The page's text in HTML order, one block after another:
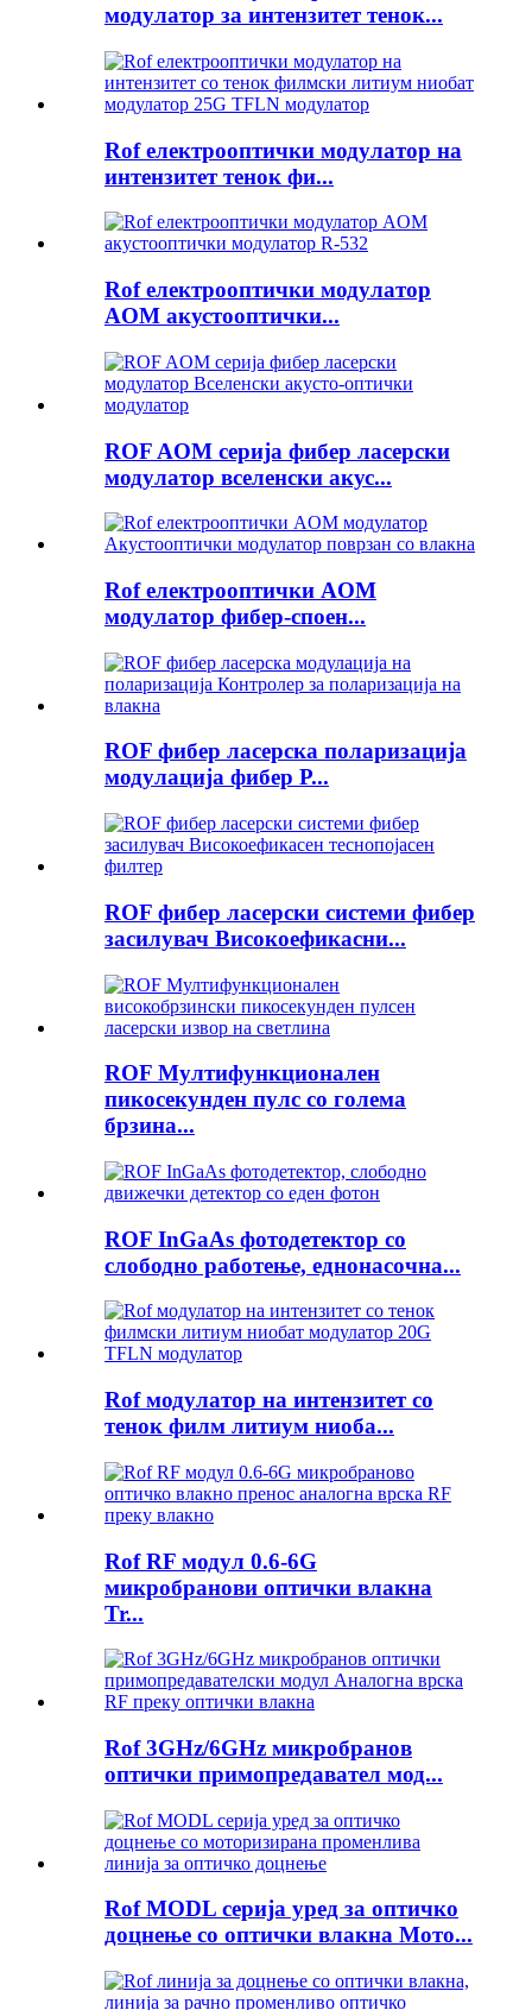
модулатор за интензитет тенок...
Rof електрооптички модулатор на
интензитет тенок фи...
Rof електрооптички модулатор
AOM акустооптички...
ROF AOM серија фибер ласерски
модулатор вселенски акус...
Rof електрооптички AOM
модулатор фибер-споен...
ROF фибер ласерска поларизација
модулација фибер P...
ROF фибер ласерски системи фибер
засилувач Високоефикасни...
ROF Мултифункционален
пикосекунден пулс со голема
брзина...
ROF InGaAs фотодетектор со
слободно работење, еднонасочна...
Rof модулатор на интензитет со
тенок филм литиум ниоба...
Rof RF модул 0.6-6G
микробранови оптички влакна
Tr...
Rof 3GHz/6GHz микробранов
оптички примопредавател мод...
Rof MODL серија уред за оптичко
доцнење со оптички влакна Мото...